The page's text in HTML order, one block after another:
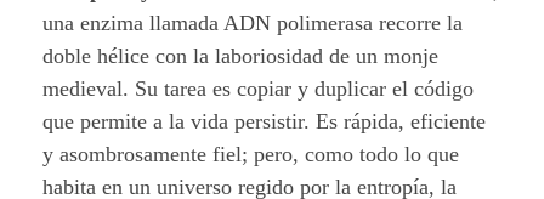
a
d
e
una enzima llamada ADN polimerasa recorre la
doble hélice con la laboriosidad de un monje
medieval. Su tarea es copiar y duplicar el código
que permite a la vida persistir. Es rápida, eficiente
y asombrosamente fiel; pero, como todo lo que
habita en un universo regido por la entropía, la